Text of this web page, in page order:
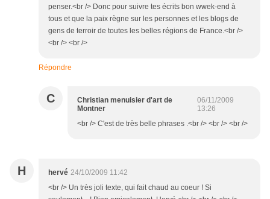
penser.<br /> Donc pour suivre tes écrits bon wwek-end à
tous et que la paix règne sur les personnes et les blogs de
gens de terroir de toutes les belles régions de France.<br />
<br /> <br />
Répondre
C
Christian menuisier d'art de
Montner
06/11/2009
13:26
<br /> C'est de très belle phrases .<br /> <br /> <br />
H hervé 24/10/2009 11:42
<br /> Un très joli texte, qui fait chaud au coeur ! Si